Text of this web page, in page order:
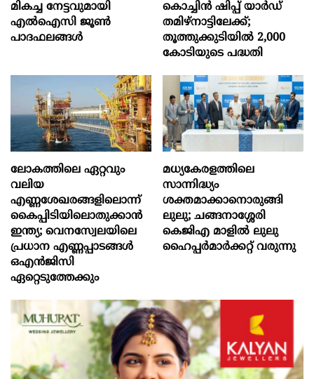
മികച്ച നേട്ടവുമായി
എൽഐസി ജൂൺ
പാദഫലങ്ങൾ
കൊച്ചിന്‍ ഷിപ്പ് യാർഡ്
തമിഴ്നാട്ടിലേക്ക്;
തൂത്തുക്കുടിയിൽ 2,000
കോടിയുടെ പദ്ധതി
ലോകത്തിലെ ഏറ്റവും
വലിയ
എണ്ണശേഖരങ്ങളിലൊന്ന്
കൈപ്പിടിയിലൊതുക്കാന്‍
ഇന്ത്യ; വെനസ്വേലയിലെ
പ്രധാന എണ്ണപ്പാടങ്ങള്‍
ഒഎന്‍ജിസി
ഏറ്റെടുത്തേക്കും
മധ്യകേരളത്തിലെ
സാന്നിദ്ധ്യം
ശക്തമാക്കാനൊരുങ്ങി
ലുലു; ചങ്ങനാശ്ശേരി
കെജിഎ മാളിൽ ലുലു
ഹൈപ്പർമാർക്കറ്റ് വരുന്നു